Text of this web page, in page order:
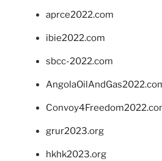
aprce2022.com
ibie2022.com
sbcc-2022.com
grur2023.org
hkhk2023.org